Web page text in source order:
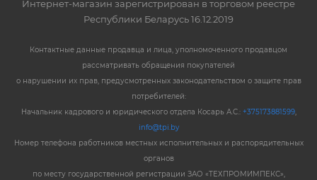
Интернет-магазин зарегистрирован в торговом реестре
Республики Беларусь 16.12.2019
Контактные данные продавца и лица, уполномоченного продавцом
рассматривать обращения покупателей
о нарушении их прав, предусмотренных законодательством о защите прав
потребителей:
Начальник кадрового и юридического отдела Косарь А.С.: +375173881599,
info@tpi.by
Номер телефона работников местных исполнительных и распорядительных
органов
по месту государственной регистрации ЗАО «ТЕХПРОМИМПЕКС»,